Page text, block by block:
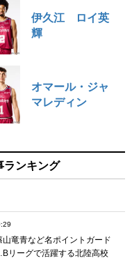
伊久江 ロイ英
輝
オマール・ジャ
マレディン
ンキング
山竜青など名ポイントガード
リーグで活躍する北陸高校